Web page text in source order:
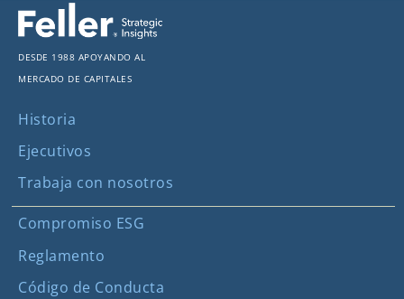
Desde 1988 apoyando al
mercado de capitales
Historia
Ejecutivos
Trabaja con nosotros
Compromiso ESG
Reglamento
Código de Conducta